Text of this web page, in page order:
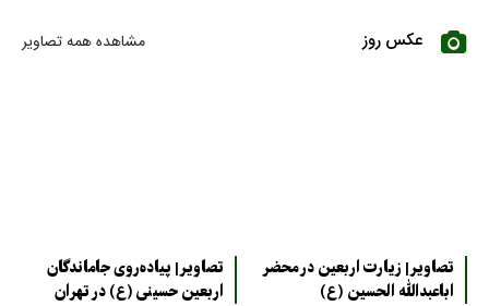
عکس روز مشاهده همه تصاویر
تصاویر| زیارت اربعین در محضر
اباعبدالله الحسین (ع)
تصاویر| پیاده‌روی جاماندگان
اربعین حسینی (ع) در تهران